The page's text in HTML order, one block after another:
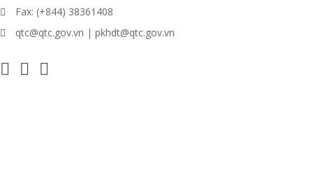
Fax: (+844) 38361408
qtc@qtc.gov.vn | pkhdt@qtc.gov.vn